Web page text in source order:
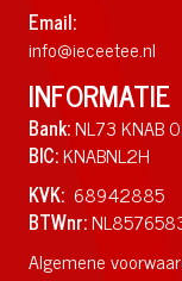
Email:
info@ieceetee.nl
INFORMATIE
Bank:NL73 KNAB
BIC:KNABNL2H
KVK: 68942885
BTWnr:
Algemene